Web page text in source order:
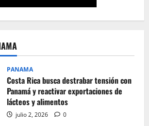
PANAMA
Costa Rica busca destrabar tensión con
Panamá y reactivar exportaciones de
lácteos y alimentos
julio 2, 2026 0